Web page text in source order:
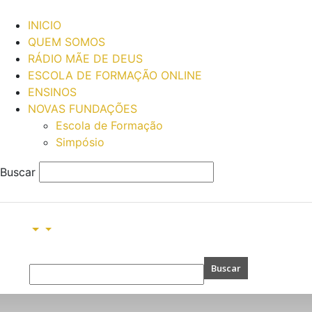
INICIO
QUEM SOMOS
RÁDIO MÃE DE DEUS
ESCOLA DE FORMAÇÃO ONLINE
ENSINOS
NOVAS FUNDAÇÕES
Escola de Formação
Simpósio
Buscar